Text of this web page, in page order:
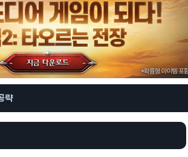
략